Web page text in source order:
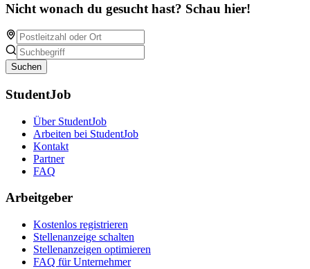
Nicht wonach du gesucht hast? Schau hier!
Suchen
StudentJob
Über StudentJob
Arbeiten bei StudentJob
Kontakt
Partner
FAQ
Arbeitgeber
Kostenlos registrieren
Stellenanzeige schalten
Stellenanzeigen optimieren
FAQ für Unternehmer